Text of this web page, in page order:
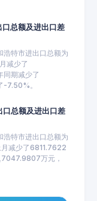
总额及进出口差
特市进出口总额为
减少了
期减少了
7.50%。
总额及进出口差
特市进出口总额为
减少了6811.7622
万元，